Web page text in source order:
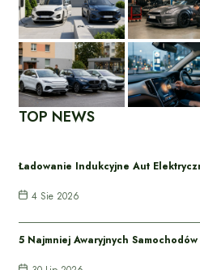
TOP NEWS
Ładowanie Indukcyjne Aut
4 Sie 2026
5 Najmniej Awaryjnych